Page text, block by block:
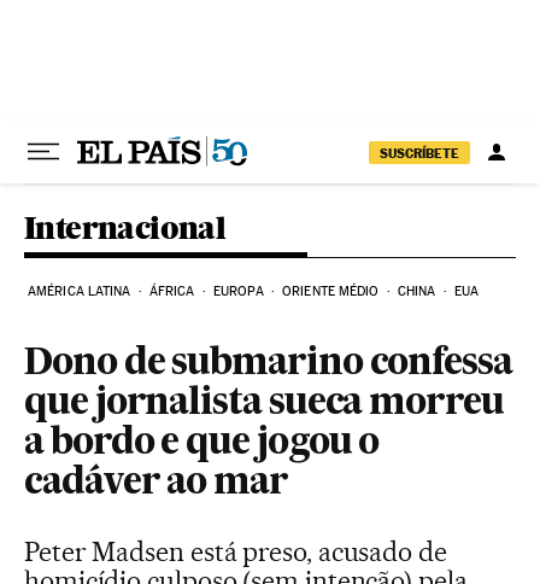
SUSCRÍBETE
Internacional
AMÉRICA LATINA ÁFRICA EUROPA ORIENTE MÉDIO CHINA EUA
Dono de submarino confessa
que jornalista sueca morreu
a bordo e que jogou o
cadáver ao mar
Peter Madsen está preso, acusado de